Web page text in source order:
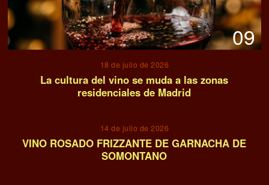
09
18 de julio de 2026
La cultura del vino se muda a las zonas
residenciales de Madrid
14 de julio de 2026
VINO ROSADO FRIZZANTE DE GARNACHA DE
SOMONTANO